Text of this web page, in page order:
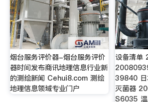
烟台服务评价器-烟台服务评价
器时间发布商讯地理信息行业新
的测绘新闻 Cehui8.com 测绘
地理信息领域专业门户
设备清单
39840 日
灭菌器
S6035